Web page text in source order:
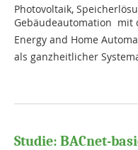
Photovoltaik,
Gebäudeautomation 
Energy and Home
als ganzheitlicher
Studie: BACnet-